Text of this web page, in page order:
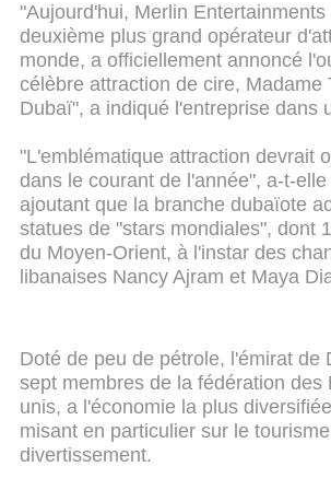
"Aujourd'hui, Merlin Entertainments
deuxième plus grand opérateur
monde, a officiellement annoncé
célèbre attraction de cire, Madame
Dubaï", a indiqué l'entreprise dans
"L'emblématique attraction devrait
dans le courant de l'année", a-t-
ajoutant que la branche dubaïote
statues de "stars mondiales", dont
du Moyen-Orient, à l'instar des
libanaises Nancy Ajram et Maya
Doté de peu de pétrole, l'émirat de
sept membres de la fédération des
unis, a l'économie la plus
misant en particulier sur le
divertissement.